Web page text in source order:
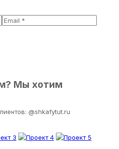
Мы хотим
@shkafytut.ru